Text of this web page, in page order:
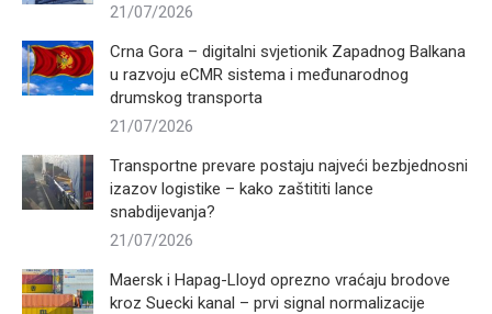
21/07/2026
Crna Gora – digitalni svjetionik Zapadnog Balkana
u razvoju eCMR sistema i međunarodnog
drumskog transporta
21/07/2026
Transportne prevare postaju najveći bezbjednosni
izazov logistike – kako zaštititi lance
snabdijevanja?
21/07/2026
Maersk i Hapag-Lloyd oprezno vraćaju brodove
kroz Suecki kanal – prvi signal normalizacije